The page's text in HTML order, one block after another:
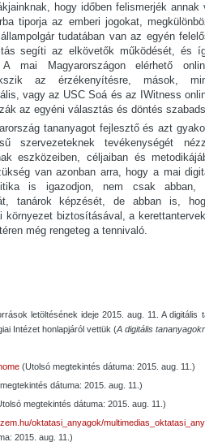
hogy időben felismerjék
tiporja az emberi jogokat,
tudatában van az egyén
segíti az elkövetők működését, és
mai Magyarországon elérhető
az érzékenyítésre, mások,
vagy az USC Soá és az IWitness
az egyéni választás és döntés
tananyagot fejlesztő és azt
szervezeteknek tevékenységét
eszközeiben, céljaiban és
van azonban arra, hogy a mai
is igazodjon, nem csak abban,
tanárok képzését, de abban is,
környezet biztosításával, a
még rengeteg a tennivaló.
letöltésének ideje 2015. aug. 11. A digitális
Intézet honlapjáról vettük (A digitális
(Utolsó megtekintés dátuma: 2015. aug. 11.)
dátuma: 2015. aug. 11.)
megtekintés dátuma: 2015. aug. 11.)
oktatasi_anyagok/
2015. aug. 11.)